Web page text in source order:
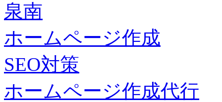
泉南
ホームページ作成
SEO対策
ホームページ作成代行